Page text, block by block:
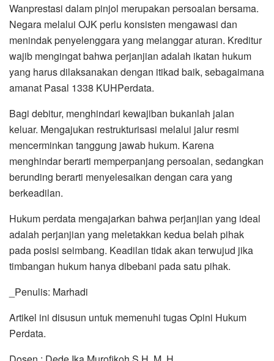
Wanprestasi dalam pinjol merupakan persoalan bersama.
Negara melalui OJK perlu konsisten mengawasi dan
menindak penyelenggara yang melanggar aturan. Kreditur
wajib mengingat bahwa perjanjian adalah ikatan hukum
yang harus dilaksanakan dengan itikad baik, sebagaimana
amanat Pasal 1338 KUHPerdata.
Bagi debitur, menghindari kewajiban bukanlah jalan
keluar. Mengajukan restrukturisasi melalui jalur resmi
mencerminkan tanggung jawab hukum. Karena
menghindar berarti memperpanjang persoalan, sedangkan
berunding berarti menyelesaikan dengan cara yang
berkeadilan.
Hukum perdata mengajarkan bahwa perjanjian yang ideal
adalah perjanjian yang meletakkan kedua belah pihak
pada posisi seimbang. Keadilan tidak akan terwujud jika
timbangan hukum hanya dibebani pada satu pihak.
_Penulis: Marhadi
Artikel ini disusun untuk memenuhi tugas Opini Hukum
Perdata.